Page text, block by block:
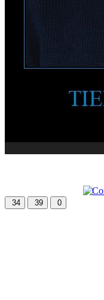
34 39 0